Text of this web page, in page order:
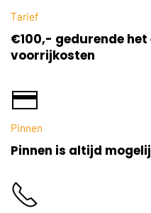
Tarief
€100,- gedurende
voorrijkosten
Pinnen
Pinnen is altijd